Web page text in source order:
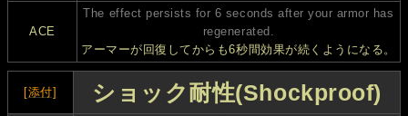
ACE
The effect persists for 6 seconds after your armor has
regenerated.
アーマーが回復してからも6秒間効果が続くようになる。
[添付] ショック耐性(Shockproof)